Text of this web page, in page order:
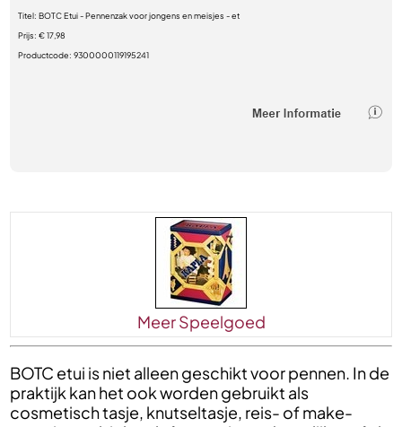
Titel:BOTC Etui - Pennenzak voor jongens en meisjes - et
Prijs:€ 17,98
Productcode:9300000119195241
Meer Speelgoed
BOTC etui is niet alleen geschikt voor pennen. In de
praktijk kan het ook worden gebruikt als
cosmetisch tasje, knutseltasje, reis- of make-